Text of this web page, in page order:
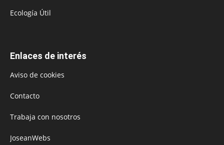
Ecología Útil
Enlaces de interés
Aviso de cookies
Contacto
Trabaja con nosotros
JoseanWebs